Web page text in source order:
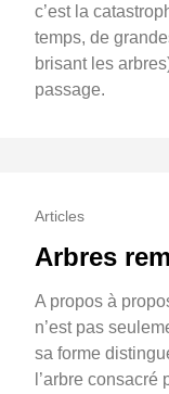
c’est la
temps, de
brisant les
passage.
Articles
Arbres
A propos à
n’est pas
sa forme
l’arbre